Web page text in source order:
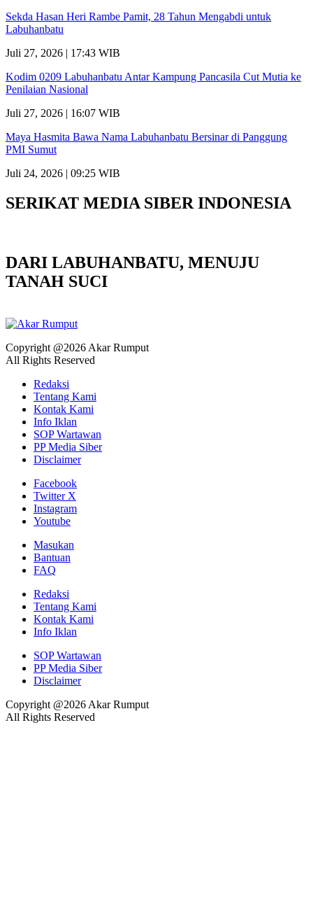
Sekda Hasan Heri Rambe Pamit, 28 Tahun Mengabdi untuk
Labuhanbatu
Juli 27, 2026 | 17:43 WIB
Kodim 0209 Labuhanbatu Antar Kampung Pancasila Cut Mutia ke
Penilaian Nasional
Juli 27, 2026 | 16:07 WIB
Maya Hasmita Bawa Nama Labuhanbatu Bersinar di Panggung
PMI Sumut
Juli 24, 2026 | 09:25 WIB
SERIKAT MEDIA SIBER INDONESIA
DARI LABUHANBATU, MENUJU
TANAH SUCI
Copyright @2026 Akar Rumput
All Rights Reserved
Redaksi
Tentang Kami
Kontak Kami
Info Iklan
SOP Wartawan
PP Media Siber
Disclaimer
Facebook
Twitter X
Instagram
Youtube
Masukan
Bantuan
FAQ
Redaksi
Tentang Kami
Kontak Kami
Info Iklan
SOP Wartawan
PP Media Siber
Disclaimer
Copyright @2026 Akar Rumput
All Rights Reserved